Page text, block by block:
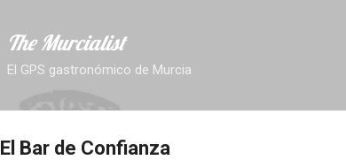
The Murcialist
El GPS gastronómico de Murcia
El Bar de Confianza